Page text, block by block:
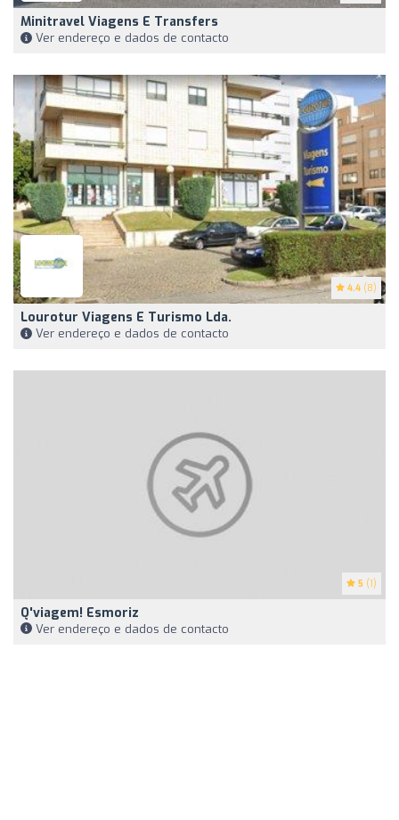
Minitravel Viagens E Transfers
Ver endereço e dados de contacto
4.4 (8)
Lourotur Viagens E Turismo Lda.
Ver endereço e dados de contacto
5 (1)
Q'viagem! Esmoriz
Ver endereço e dados de contacto